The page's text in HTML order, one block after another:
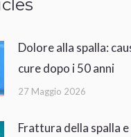
Dolore alla spalla:
cure dopo i 50 anni
27 Maggio 2026
Frattura della spalla